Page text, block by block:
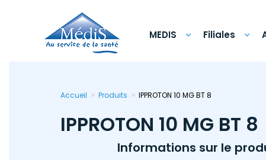
MEDIS Filiales
Accueil Produits IPPROTON 10 MG BT 8
IPPROTON 10 MG BT 8
Informations sur le